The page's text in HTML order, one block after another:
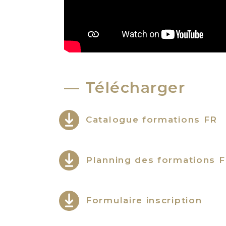
Télécharger
Catalogue formations FR
Planning des formations
Formulaire inscription